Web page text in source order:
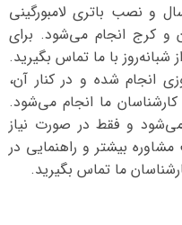
و نصب باتری لامبورگینی
و کرج انجام می‌شود. برای
با ما تماس بگیرید.
انجام شده و در کنار آن،
ما انجام می‌شود.
و فقط در صورت نیاز
بیشتر و راهنمایی در
ما تماس بگیرید.